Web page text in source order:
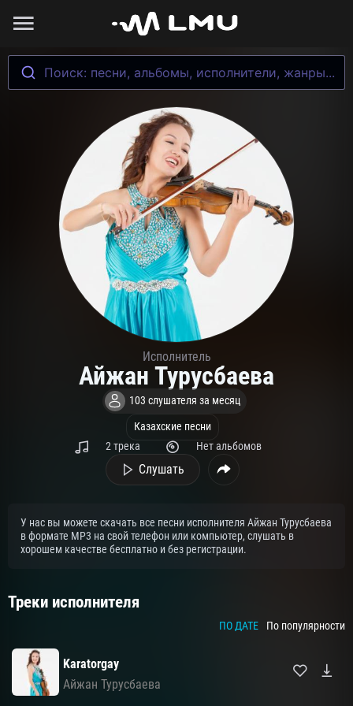
Поиск: песни, альбомы, исполнители, жанры...
Исполнитель
Айжан Турусбаева
103 слушателя за месяц
Казахские песни
2 трека
Нет альбомов
Слушать
У нас вы можете скачать все песни исполнителя Айжан Турусбаева
в формате MP3 на свой телефон или компьютер, слушать в
хорошем качестве бесплатно и без регистрации.
Треки исполнителя
ПО ДАТЕ По популярности
Karatorgay
Айжан Турусбаева